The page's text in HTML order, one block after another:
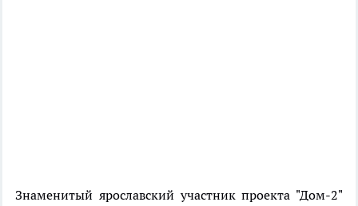
Знаменитый ярославский участник проекта "Дом-2"